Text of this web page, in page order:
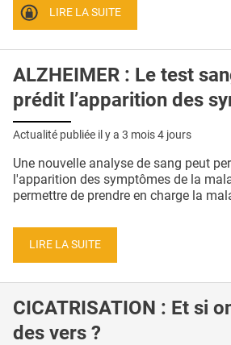
CONTACT
LIRE LA SUITE
ALZHEIMER : Le test
prédit l’apparition des
Actualité publiée il y a 3 mois 4 jours
Une nouvelle analyse de sang peut
l'apparition des symptômes de la
permettre de prendre en charge la
LIRE LA SUITE
CICATRISATION : Et si
des vers ?